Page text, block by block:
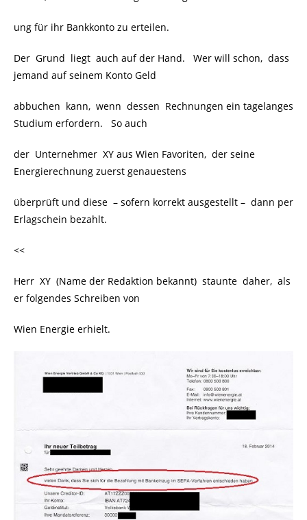
ung für ihr Bankkonto zu erteilen.
Der Grund liegt auch auf der Hand. Wer will schon, dass
jemand auf seinem Konto Geld
abbuchen kann, wenn dessen Rechnungen ein tagelanges
Studium erfordern. So auch
der Unternehmer XY aus Wien Favoriten, der seine
Energierechnung zuerst genauestens
überprüft und diese – sofern korrekt ausgestellt – dann per
Erlagschein bezahlt.
<<
Herr XY (Name der Redaktion bekannt) staunte daher, als
er folgendes Schreiben von
Wien Energie erhielt.